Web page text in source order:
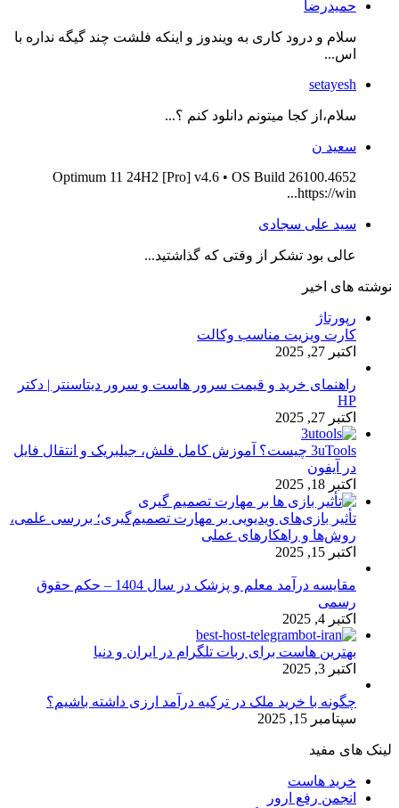
حمیدرضا
سلام و درود کاری به ویندوز و اینکه فلشت چند گیگه نداره با
اس...
setayesh
سلام،از کجا میتونم دانلود کنم ؟...
سعید ن
Optimum 11 24H2 [Pro] v4.6 • OS Build 26100.4652
https://win...
سید علی سجادی
عالی بود تشکر از وقتی که گذاشتید...
نوشته های اخیر
رپورتاژ
کارت ویزیت مناسب وکالت
اکتبر 27, 2025
راهنمای خرید و قیمت سرور هاست و سرور دیتاسنتر | دکتر
HP
اکتبر 27, 2025
3uTools چیست؟ آموزش کامل فلش، جیلبریک و انتقال فایل
در آیفون
اکتبر 18, 2025
تأثیر بازی‌های ویدیویی بر مهارت تصمیم‌گیری؛ بررسی علمی،
روش‌ها و راهکارهای عملی
اکتبر 15, 2025
مقایسه درآمد معلم و پزشک در سال 1404 – حکم حقوق
رسمی
اکتبر 4, 2025
بهترین هاست برای ربات تلگرام در ایران و دنیا
اکتبر 3, 2025
چگونه با خرید ملک در ترکیه درآمد ارزی داشته باشیم؟
سپتامبر 15, 2025
لینک های مفید
خرید هاست
انجمن رفع ارور